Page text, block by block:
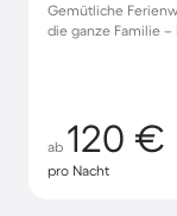
Gemütliche
die ganze Familie –
ab 120 €
pro Nacht